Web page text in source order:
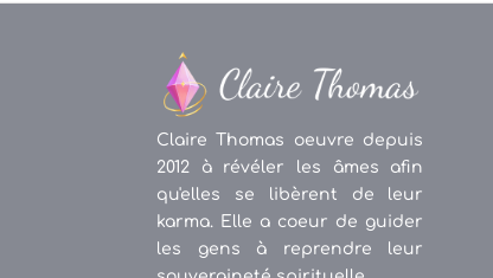
Claire Thomas oeuvre depuis
2012 à révéler les âmes afin
qu'elles se libèrent de leur
karma. Elle a coeur de guider
les gens à reprendre leur